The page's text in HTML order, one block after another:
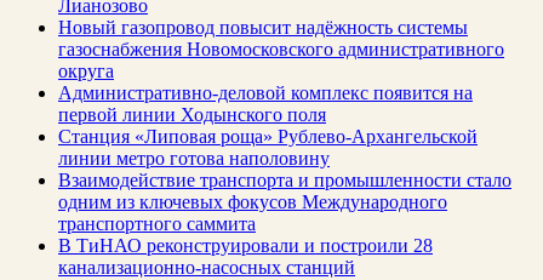
Лианозово
Новый газопровод повысит надёжность системы
газоснабжения Новомосковского административного
округа
Административно-деловой комплекс появится на
первой линии Ходынского поля
Станция «Липовая роща» Рублево-Архангельской
линии метро готова наполовину
Взаимодействие транспорта и промышленности стало
одним из ключевых фокусов Международного
транспортного саммита
В ТиНАО реконструировали и построили 28
канализационно-насосных станций